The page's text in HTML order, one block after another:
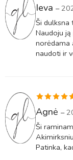
Įvertinimas:
5
Ieva –
Ši dulksna
Naudoju
norėdama
naudoti ir
Įvertinimas:
5
Agnė –
Ši
Patinka,